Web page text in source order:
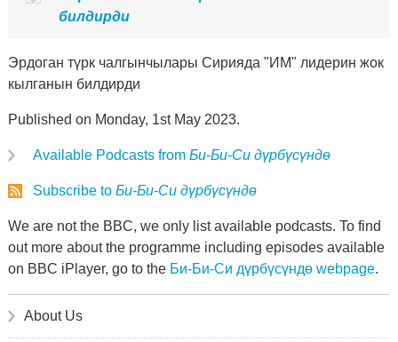
билдирди
Эрдоган түрк чалгынчылары Сирияда "ИМ" лидерин жок
кылганын билдирди
Published on Monday, 1st May 2023.
Available Podcasts from Би-Би-Си дүрбүсүндө
Subscribe to Би-Би-Си дүрбүсүндө
We are not the BBC, we only list available podcasts. To find
out more about the programme including episodes available
on BBC iPlayer, go to the Би-Би-Си дүрбүсүндө webpage.
About Us